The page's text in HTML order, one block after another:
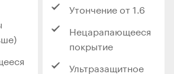
Утончение от 1.6
Нецарапающееся
покрытие
Ультразащитное